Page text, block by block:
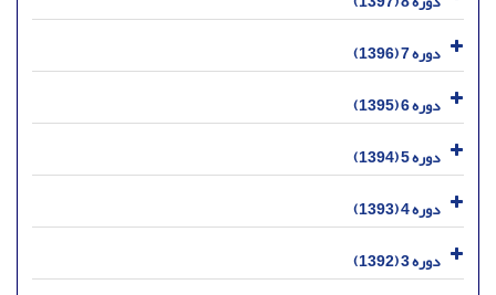
دوره 7 (1396)
دوره 6 (1395)
دوره 5 (1394)
دوره 4 (1393)
دوره 3 (1392)